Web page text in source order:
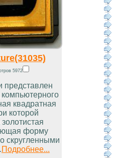
5972
представлен
квадратная
которой
форму
скругленными
Подробнее...